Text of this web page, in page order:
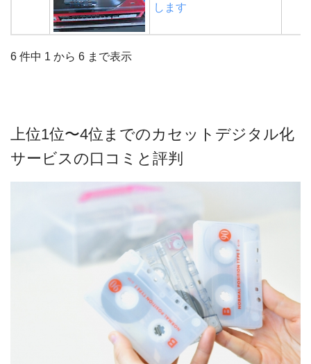
します
6 件中 1 から 6 まで表示
上位1位〜4位までのカセットデジタル化
サービスの口コミと評判